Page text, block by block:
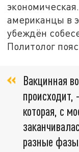
американцы в
убеждён
Политолог
Вакцинная
происходит,
которая, с
разные